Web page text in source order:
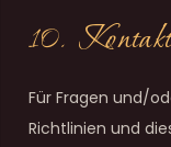
10.
Für Fragen und/
Richtlinien und